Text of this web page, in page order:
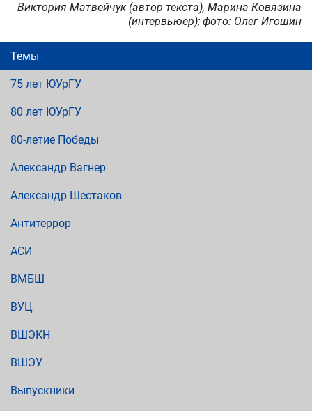
Виктория Матвейчук (автор текста), Марина Ковязина
(интервьюер); фото: Олег Игошин
Темы
75 лет ЮУрГУ
80 лет ЮУрГУ
80-летие Победы
Александр Вагнер
Александр Шестаков
Антитеррор
АСИ
ВМБШ
ВУЦ
ВШЭКН
ВШЭУ
Выпускники